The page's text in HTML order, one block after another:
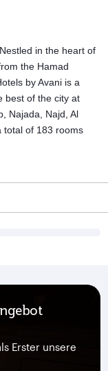
in the heart of
the Hamad
by Avani is a
best of the city at
Najada, Najd, Al
total of 183 rooms
Erster unsere